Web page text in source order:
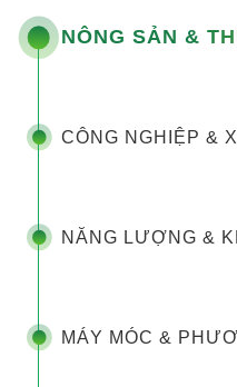
NÔNG SẢN &
CÔNG NGHIỆP &
NĂNG LƯỢNG &
MÁY MÓC &